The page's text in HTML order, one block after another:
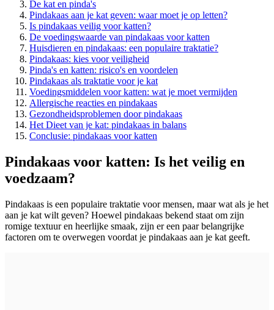
De kat en pinda's
Pindakaas aan je kat geven: waar moet je op letten?
Is pindakaas veilig voor katten?
De voedingswaarde van pindakaas voor katten
Huisdieren en pindakaas: een populaire traktatie?
Pindakaas: kies voor veiligheid
Pinda's en katten: risico's en voordelen
Pindakaas als traktatie voor je kat
Voedingsmiddelen voor katten: wat je moet vermijden
Allergische reacties en pindakaas
Gezondheidsproblemen door pindakaas
Het Dieet van je kat: pindakaas in balans
Conclusie: pindakaas voor katten
Pindakaas voor katten: Is het veilig en
voedzaam?
Pindakaas is een populaire traktatie voor mensen, maar wat als je het
aan je kat wilt geven? Hoewel pindakaas bekend staat om zijn
romige textuur en heerlijke smaak, zijn er een paar belangrijke
factoren om te overwegen voordat je pindakaas aan je kat geeft.